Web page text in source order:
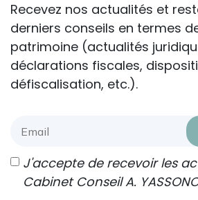
Recevez nos actualités et
derniers conseils en termes
patrimoine (actualités
déclarations fiscales,
défiscalisation, etc.).
J'accepte de recevoir les
Cabinet Conseil A.